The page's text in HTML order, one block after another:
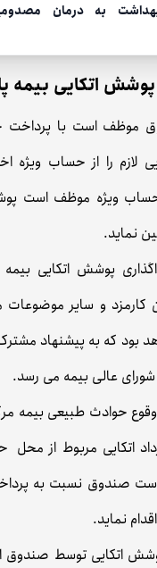
به درمان
اتکایی بیمه
موظف است با پرداخت
لازم را از حساب ویژه
ویژه موظف است
نماید.
واگذاری پوشش اتکایی
کارمزد و سایر
بود که به پیشنهاد
عالی بیمه می رسد.
پس از وقوع حوادث طبیعی
اتکایی مربوط از
صندوق نسبت به
نماید.
اتکایی توسط صندوق